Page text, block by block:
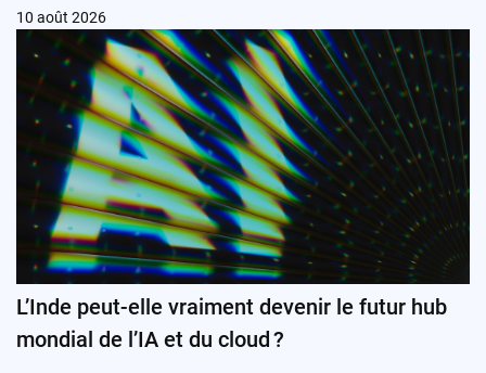
10 août 2026
L’Inde peut-elle vraiment devenir le futur hub
mondial de l’IA et du cloud ?